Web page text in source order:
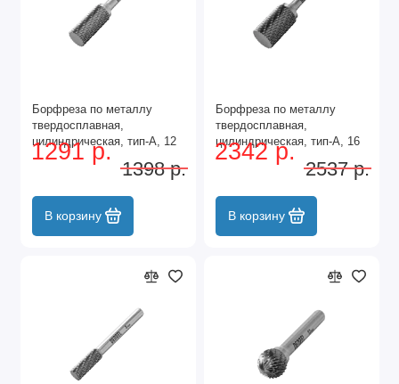
Борфреза по металлу
твердосплавная,
цилиндрическая, тип-А, 12
мм Denzel
1291 р.
1398 р.
В корзину
Борфреза по металлу
твердосплавная,
цилиндрическая, тип-А, 16
мм Denzel
2342 р.
2537 р.
В корзину